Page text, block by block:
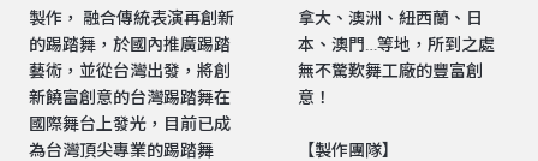
製作， 融合傳統表演再創新
的踢踏舞，於國內推廣踢踏
藝術，並從台灣出發，將創
新饒富創意的台灣踢踏舞在
國際舞台上發光，目前已成
為台灣頂尖專業的踢踏舞
拿大、澳洲、紐西蘭、日
本、澳門…等地，所到之處
無不驚歎舞工廠的豐富創
意！
【製作團隊】